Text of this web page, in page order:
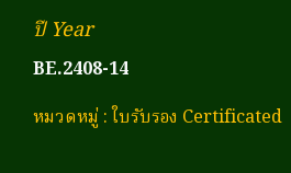
ปี Year
BE.2408-14
หมวดหมู่ :ใบรับรอง Certificated